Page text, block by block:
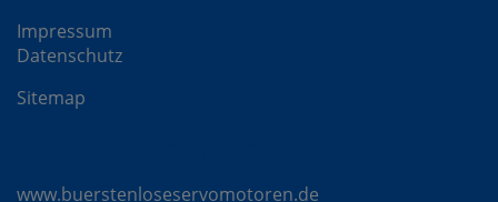
Impressum
Datenschutz
Sitemap
www.buerstenloseservomotoren.de